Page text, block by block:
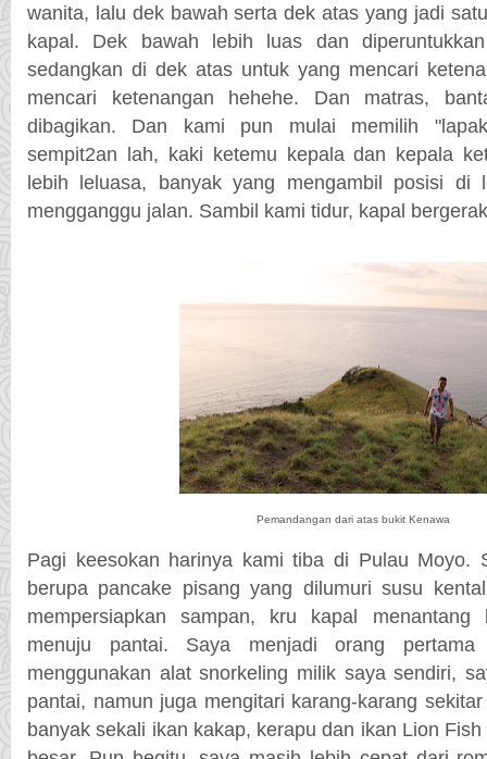
wanita, lalu dek bawah serta dek atas yang jadi
kapal. Dek bawah lebih luas dan
sedangkan di dek atas untuk yang mencari
mencari ketenangan hehehe. Dan matras,
dibagikan. Dan kami pun mulai memilih
sempit2an lah, kaki ketemu kepala dan kepala
lebih leluasa, banyak yang mengambil posisi di
mengganggu jalan. Sambil kami tidur, kapal
Pemandangan dari atas bukit Kenawa
Pagi keesokan harinya kami tiba di Pulau Moyo.
berupa pancake pisang yang dilumuri susu
mempersiapkan sampan, kru kapal menantang
menuju pantai. Saya menjadi orang
menggunakan alat snorkeling milik saya sendiri,
pantai, namun juga mengitari karang-karang
banyak sekali ikan kakap, kerapu dan ikan Lion